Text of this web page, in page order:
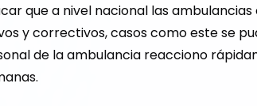
que a nivel nacional las ambulancias
y correctivos, casos como este se
de la ambulancia reacciono